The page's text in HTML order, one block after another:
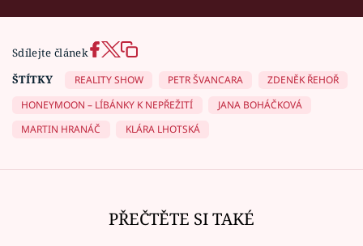
Sdílejte článek
ŠTÍTKY
REALITY SHOW PETR ŠVANCARA
ZDENĚK ŘEHOŘ
HONEYMOON – LÍBÁNKY K NEPŘEŽITÍ
JANA BOHÁČKOVÁ
MARTIN HRANÁČ
KLÁRA LHOTSKÁ
PŘEČTĚTE SI TAKÉ